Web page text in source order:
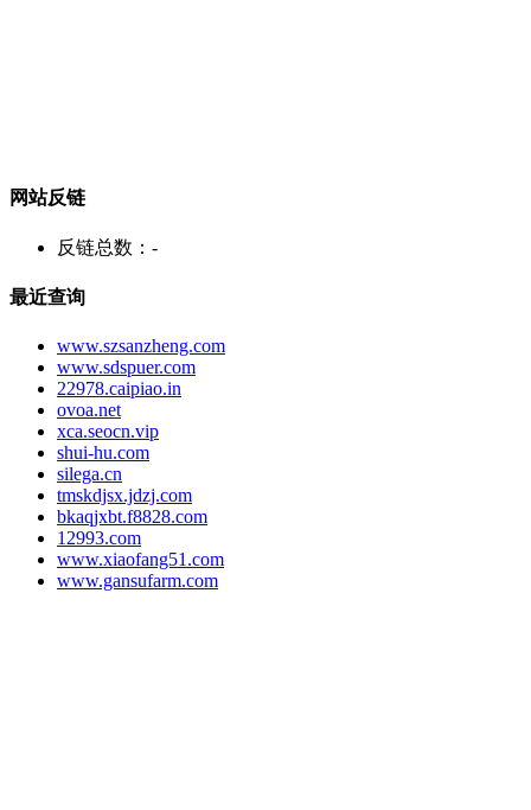
网站反链
反链总数： -
最近查询
www.szsanzheng.com
www.sdspuer.com
22978.caipiao.in
ovoa.net
xca.seocn.vip
shui-hu.com
silega.cn
tmskdjsx.jdzj.com
bkaqjxbt.f8828.com
12993.com
www.xiaofang51.com
www.gansufarm.com